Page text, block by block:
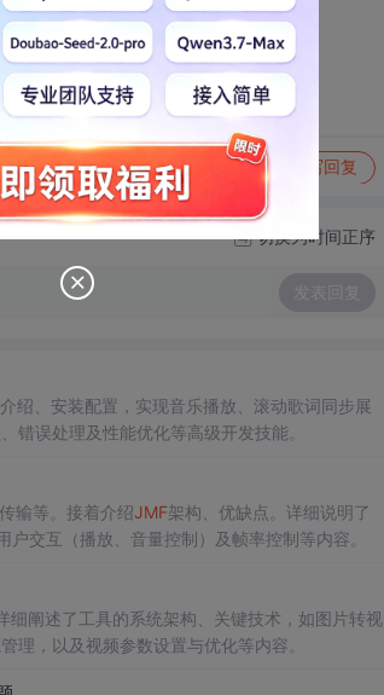
举报 写回复
切换为时间正序
发表回复
绍、安装配置，实现音乐播放、滚动歌词同步展
错误处理及性能优化等高级开发技能。
输等。接着介绍JMF架构、优缺点。详细说明了
交互（播放、音量控制）及帧率控制等内容。
细阐述了工具的系统架构、关键技术，如图片转视
理，以及视频参数设置与优化等内容。